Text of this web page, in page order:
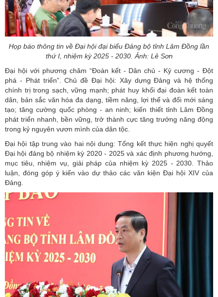
Họp báo thông tin về Đại hội đại biểu Đảng bộ tỉnh Lâm Đồng lần
thứ I, nhiệm kỳ 2025 - 2030. Ảnh: Lê Sơn
Đại hội với phương châm “Đoàn kết - Dân chủ - Kỷ cương - Đột
phá - Phát triển”. Chủ đề Đại hội: Xây dựng Đảng và hệ thống
chính trị trong sạch, vững mạnh; phát huy khối đại đoàn kết toàn
dân, bản sắc văn hóa đa dạng, tiềm năng, lợi thế và đổi mới sáng
tạo; tăng cường quốc phòng - an ninh; kiến thiết tỉnh Lâm Đồng
phát triển nhanh, bền vững, trở thành cực tăng trưởng năng động
trong kỷ nguyên vươn mình của dân tộc.
Đại hội tập trung vào hai nội dung: Tổng kết thực hiện nghị quyết
Đại hội đảng bộ nhiệm kỳ 2020 - 2025 và xác định phương hướng,
mục tiêu, nhiệm vụ, giải pháp của nhiệm kỳ 2025 - 2030. Thảo
luận, đóng góp ý kiến vào dự thảo các văn kiện Đại hội XIV của
Đảng.